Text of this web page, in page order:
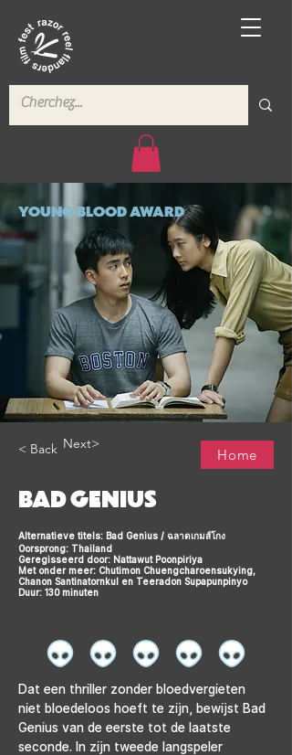
YOUNG BLOOD AWARD
< Back Next>
Home
BAD GENIUS
Alternatieve titels: Bad Genius / ฉลาดเกมส์โกง
Oorsprong: Thailand
Geregisseerd door: Nattawut Poonpiriya
Met onder meer: Chutimon Chuengcharoensukying,
Chanon Santinatornkul en Teeradon Supapunpinyo
Duur: 130 minuten
Dat een thriller zonder bloedvergieten
niet bloedeloos hoeft te zijn, bewijst Bad
Genius van de eerste tot de laatste
seconde. In zijn tweede langspeler